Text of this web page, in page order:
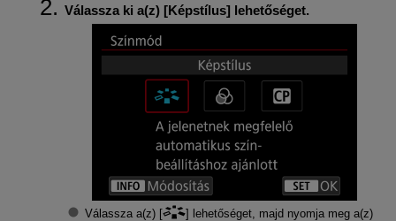
Válassza ki a(z) [Képstílus] lehetőséget.
Válassza a(z) [
] lehetőséget, majd nyomja meg a(z)